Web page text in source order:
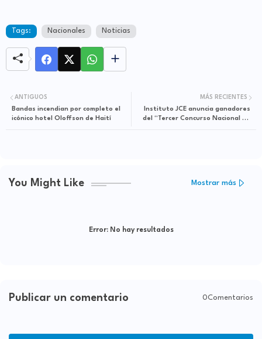
Tags: Nacionales Noticias
MÁS RECIENTES
Instituto JCE anuncia ganadores
del “Tercer Concurso Nacional de
ANTIGUOS
Bandas incendian por completo el
icónico hotel Oloffson de Haití
You Might Like Mostrar más
Error:No hay resultados
Publicar un comentario 0Comentarios